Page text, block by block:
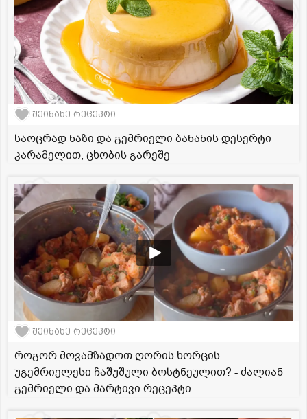
შეინახე რეცეპტი
საოცრად ნაზი და გემრიელი ბანანის დესერტი
კარამელით, ცხობის გარეშე
შეინახე რეცეპტი
როგორ მოვამზადოთ ღორის ხორცის
უგემრიელესი ჩაშუშული ბოსტნეულით? - ძალიან
გემრიელი და მარტივი რეცეპტი